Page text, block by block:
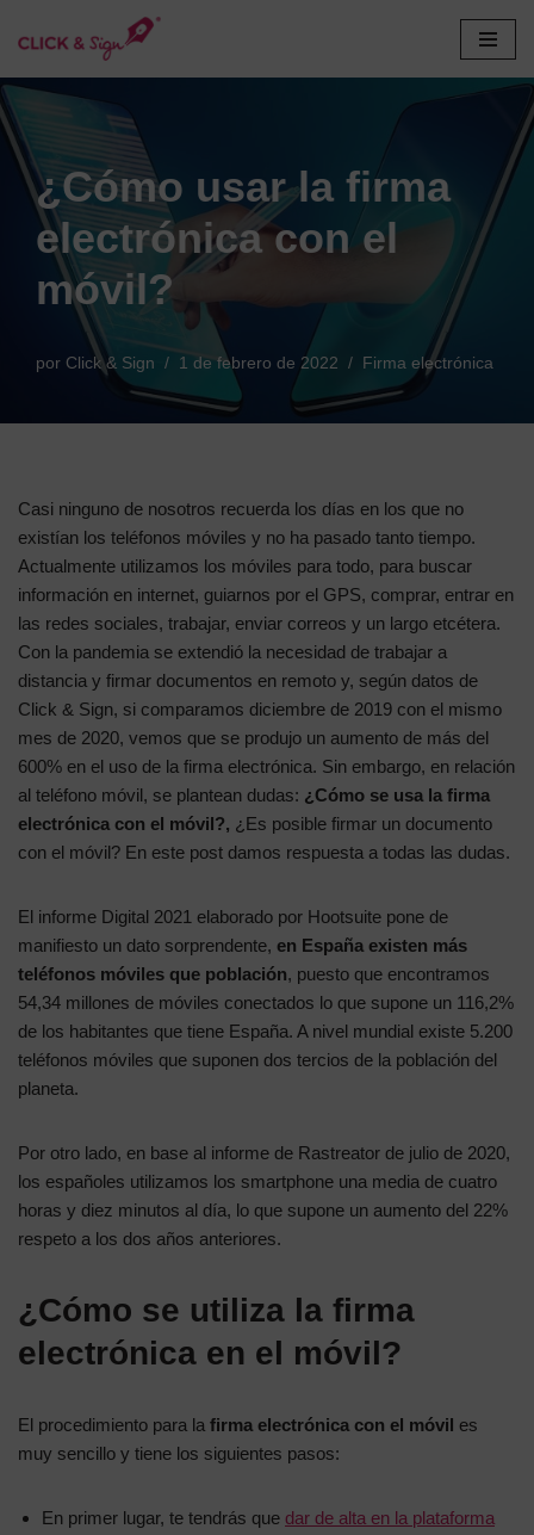
al
¿Cómo usar la firma
electrónica con el
móvil?
por Click & Sign 1 de febrero de 2022 Firma electrónica
Casi ninguno de nosotros recuerda los días en los que no
existían los teléfonos móviles y no ha pasado tanto tiempo.
Actualmente utilizamos los móviles para todo, para buscar
información en internet, guiarnos por el GPS, comprar, entrar en
las redes sociales, trabajar, enviar correos y un largo etcétera.
Con la pandemia se extendió la necesidad de trabajar a
distancia y firmar documentos en remoto y, según datos de
Click & Sign, si comparamos diciembre de 2019 con el mismo
mes de 2020, vemos que se produjo un aumento de más del
600% en el uso de la firma electrónica. Sin embargo, en relación
al teléfono móvil, se plantean dudas: ¿Cómo se usa la firma
electrónica con el móvil?, ¿Es posible firmar un documento
con el móvil? En este post damos respuesta a todas las dudas.
El informe Digital 2021 elaborado por Hootsuite pone de
manifiesto un dato sorprendente, en España existen más
teléfonos móviles que población, puesto que encontramos
54,34 millones de móviles conectados lo que supone un 116,2%
de los habitantes que tiene España. A nivel mundial existe 5.200
teléfonos móviles que suponen dos tercios de la población del
planeta.
Por otro lado, en base al informe de Rastreator de julio de 2020,
los españoles utilizamos los smartphone una media de cuatro
horas y diez minutos al día, lo que supone un aumento del 22%
respeto a los dos años anteriores.
¿Cómo se utiliza la firma
electrónica en el móvil?
El procedimiento para la firma electrónica con el móvil es
muy sencillo y tiene los siguientes pasos:
En primer lugar, te tendrás que dar de alta en la plataforma